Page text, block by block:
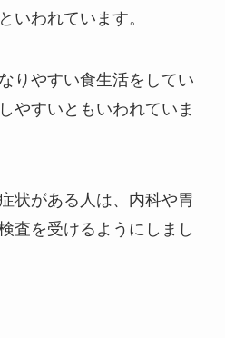
いわれています。
りやすい食生活をしてい
やすいともいわれていま
状がある人は、内科や胃
査を受けるようにしまし